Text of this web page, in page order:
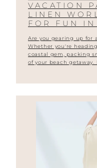
VACATION
LINEN
FOR FUN IN
Are you gearing up for
Whether you're
coastal gem, packing
of your beach